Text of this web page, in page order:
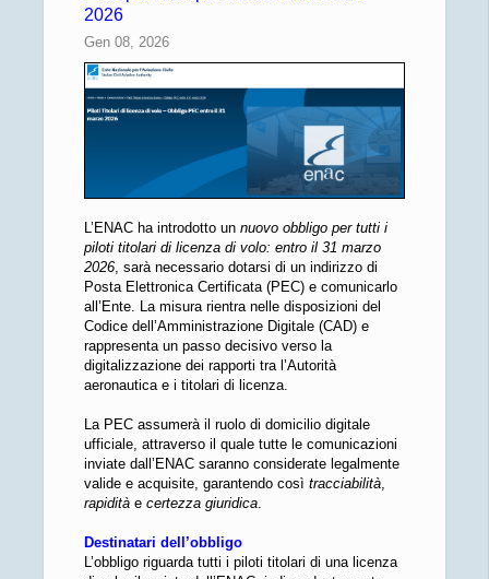
2026
Gen 08, 2026
L’ENAC ha introdotto un nuovo obbligo per tutti i
piloti titolari di licenza di volo: entro il 31 marzo
2026, sarà necessario dotarsi di un indirizzo di
Posta Elettronica Certificata (PEC) e comunicarlo
all’Ente. La misura rientra nelle disposizioni del
Codice dell’Amministrazione Digitale (CAD) e
rappresenta un passo decisivo verso la
digitalizzazione dei rapporti tra l’Autorità
aeronautica e i titolari di licenza.
La PEC assumerà il ruolo di domicilio digitale
ufficiale, attraverso il quale tutte le comunicazioni
inviate dall’ENAC saranno considerate legalmente
valide e acquisite, garantendo così tracciabilità,
rapiditàe certezza giuridica.
Destinatari dell’obbligo
L’obbligo riguarda tutti i piloti titolari di una licenza